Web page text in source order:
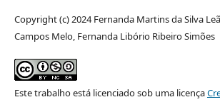
Copyright (c) 2024 Fernanda Martins da Silva
Campos Melo, Fernanda Libório Ribeiro Simões
Este trabalho está licenciado sob uma licença